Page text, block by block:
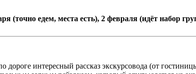
(точно едем, места есть), 2 февраля (идёт набор
дороге интересный рассказ экскурсовода (от